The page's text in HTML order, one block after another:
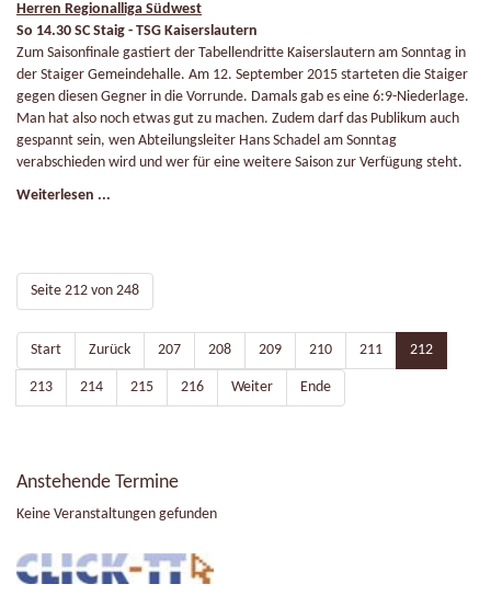
Herren Regionalliga Südwest
So 14.30 SC Staig - TSG Kaiserslautern
Zum Saisonfinale gastiert der Tabellendritte Kaiserslautern am Sonntag in
der Staiger Gemeindehalle. Am 12. September 2015 starteten die Staiger
gegen diesen Gegner in die Vorrunde. Damals gab es eine 6:9-Niederlage.
Man hat also noch etwas gut zu machen. Zudem darf das Publikum auch
gespannt sein, wen Abteilungsleiter Hans Schadel am Sonntag
verabschieden wird und wer für eine weitere Saison zur Verfügung steht.
Weiterlesen ...
Seite 212 von 248
Start Zurück 207 208 209 210 211 212
213 214 215 216 Weiter Ende
Anstehende Termine
Keine Veranstaltungen gefunden